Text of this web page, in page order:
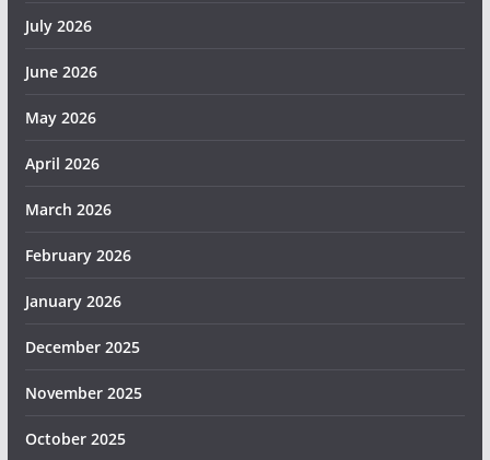
July 2026
June 2026
May 2026
April 2026
March 2026
February 2026
January 2026
December 2025
November 2025
October 2025